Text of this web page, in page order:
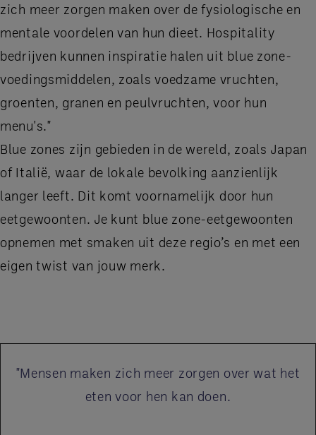
zich meer zorgen maken over de fysiologische en
mentale voordelen van hun dieet. Hospitality
bedrijven kunnen inspiratie halen uit blue zone-
voedingsmiddelen, zoals voedzame vruchten,
groenten, granen en peulvruchten, voor hun
menu's."
Blue zones zijn gebieden in de wereld, zoals Japan
of Italië, waar de lokale bevolking aanzienlijk
langer leeft. Dit komt voornamelijk door hun
eetgewoonten. Je kunt blue zone-eetgewoonten
opnemen met smaken uit deze regio’s en met een
eigen twist van jouw merk.
"Mensen maken zich meer zorgen over wat het
eten voor hen kan doen.